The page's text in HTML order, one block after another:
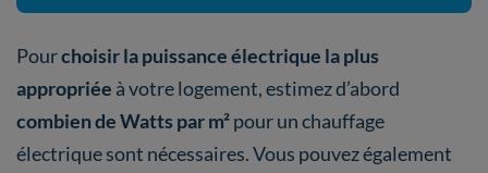
Pourchoisir la puissance électrique la plus
appropriée à votre logement, estimez d’abord
combien de Watts par m²pour un chauffage
électrique sont nécessaires. Vous pouvez également